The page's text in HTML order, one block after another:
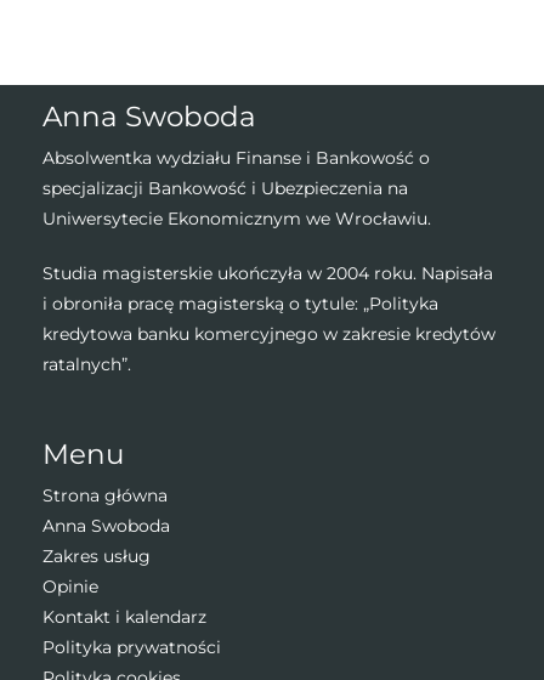
Anna Swoboda
Absolwentka wydziału Finanse i Bankowość o
specjalizacji Bankowość i Ubezpieczenia na
Uniwersytecie Ekonomicznym we Wrocławiu.
Studia magisterskie ukończyła w 2004 roku. Napisała
i obroniła pracę magisterską o tytule: „Polityka
kredytowa banku komercyjnego w zakresie kredytów
ratalnych”.
Menu
Strona główna
Anna Swoboda
Zakres usług
Opinie
Kontakt i kalendarz
Polityka prywatności